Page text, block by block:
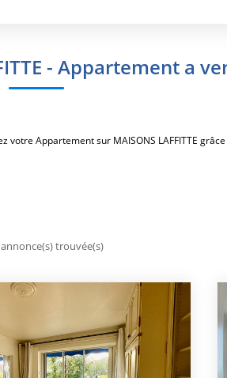
- Appartement a
Appartement sur MAISONS LAFFITTE
annonce(s) trouvée(s)